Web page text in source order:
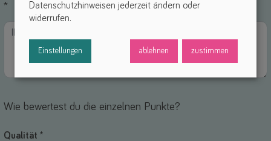
*
Wie bewertest du die einzelnen Punkte?
Qualität *
Datenschutzhinweisen jederzeit ändern oder
widerrufen.
Einstellungen ablehnen zustimmen